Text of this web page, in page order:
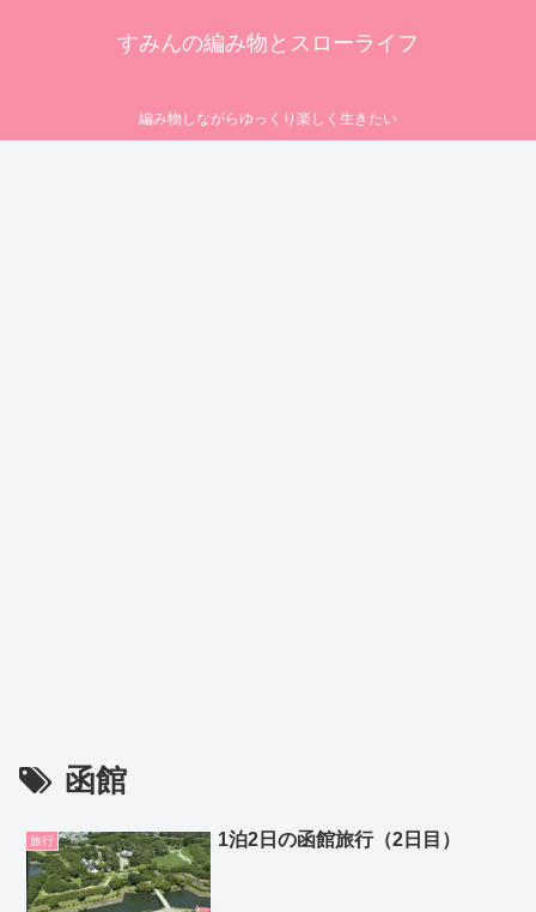
すみんの編み物とスローライフ
編み物しながらゆっくり楽しく生きたい
函館
旅行 1泊2日の函館旅行（2日目）